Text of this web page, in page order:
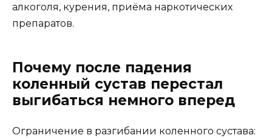
алкоголя, курения, приёма наркотических
препаратов.
Почему после падения
коленный сустав перестал
выгибаться немного вперед
Ограничение в разгибании коленного сустава: